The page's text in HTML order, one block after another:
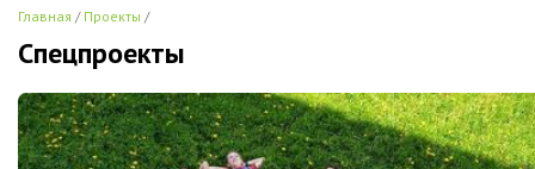
Главная Проекты
Спецпроекты